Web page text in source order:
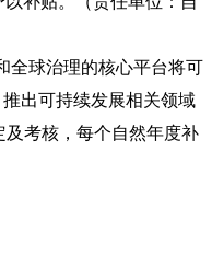
全球治理的核心平台将可
出可持续发展相关领域
考核，每个自然年度补